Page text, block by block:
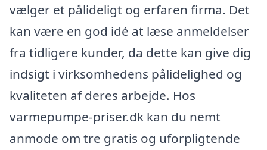
vælger et pålideligt og erfaren firma. Det
kan være en god idé at læse anmeldelser
fra tidligere kunder, da dette kan give dig
indsigt i virksomhedens pålidelighed og
kvaliteten af deres arbejde. Hos
varmepumpe-priser.dk kan du nemt
anmode om tre gratis og uforpligtende